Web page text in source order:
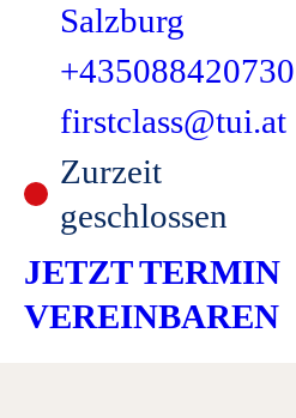
Salzburg
+435088420730
firstclass@tui.at
Zurzeit
geschlossen
JETZT TERMIN
VEREINBAREN